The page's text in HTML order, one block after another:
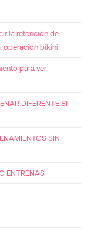
la retención de
operación bikini.
para ver
DIFERENTE SI
SIN
ENTRENAS